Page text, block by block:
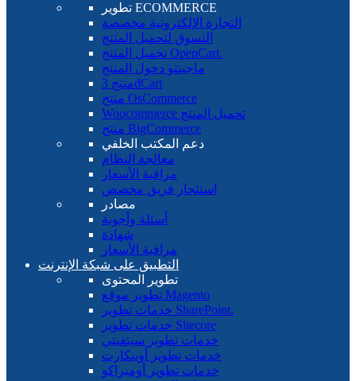
تطوير ECOMMERCE
التجارة الإلكترونية مخصصة
التسوق لتحميل المنتج
تحميل المنتج OpenCart.
ماجينتو دخول المنتج
منتج 3dCart
منتج OsCommerce
Woocommerce تحميل المنتج
منتج BigCommerce
دعم المكتب الخلفي
معالجة النظام
مراقبة الأسعار
استئجار فريق مخصص
مصادر
أسئلة وأجوبة
شهادة
مراقبة الأسعار
التطبيق على شبكة الإنترنت
تطوير المحتوى
تطوير موقع Magento
خدمات تطوير SharePoint.
خدمات تطوير Sitecore
خدمات تطوير سيتفيتي
خدمات تطوير أوبنكارت
خدمات تطوير أومبراكو